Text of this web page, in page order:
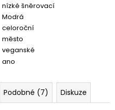
nízké šněrovací
Modrá
celoroční
město
veganské
ano
Podobné (7) Diskuze